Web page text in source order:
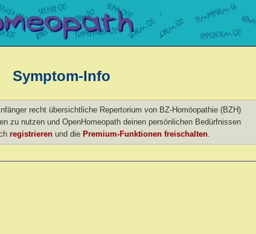
Symptom-Info
recht übersichtliche Repertorium von BZ-Homöopathie (BZH)
zu nutzen und OpenHomeopath deinen persönlichen Bedürfnissen
registrieren und die Premium-Funktionen freischalten